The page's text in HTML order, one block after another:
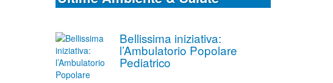
Bellissima iniziativa:
l’Ambulatorio Popolare
Pediatrico